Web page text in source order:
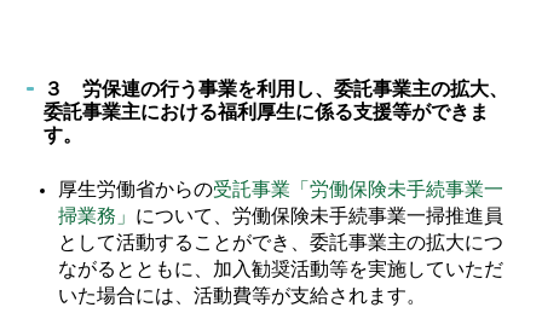
３ 労保連の行う事業を利用し、委託事業主の拡大、
委託事業主における福利厚生に係る支援等ができま
す。
厚生労働省からの受託事業「労働保険未手続事業一
掃業務」 について、労働保険未手続事業一掃推進員
として活動することができ、委託事業主の拡大につ
ながるとともに、加入勧奨活動等を実施していただ
いた場合には、活動費等が支給されます。